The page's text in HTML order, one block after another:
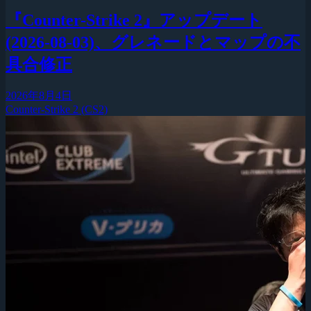
『Counter-Strike 2』アップデート
(2026-08-03)、グレネードとマップの不
具合修正
2026年8月4日
Counter-Strike 2 (CS2)